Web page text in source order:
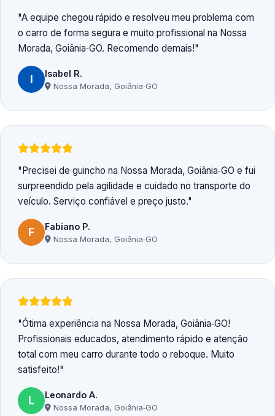
A equipe chegou rápido e resolveu meu problema com
o carro de forma segura e muito profissional na Nossa
Morada, Goiânia‑GO. Recomendo demais!
I Isabel R.
Nossa Morada, Goiânia‑GO
Precisei de guincho na Nossa Morada, Goiânia‑GO e fui
surpreendido pela agilidade e cuidado no transporte do
veículo. Serviço confiável e preço justo.
F Fabiano P.
Nossa Morada, Goiânia‑GO
Ótima experiência na Nossa Morada, Goiânia‑GO!
Profissionais educados, atendimento rápido e atenção
total com meu carro durante todo o reboque. Muito
satisfeito!
L Leonardo A.
Nossa Morada, Goiânia‑GO